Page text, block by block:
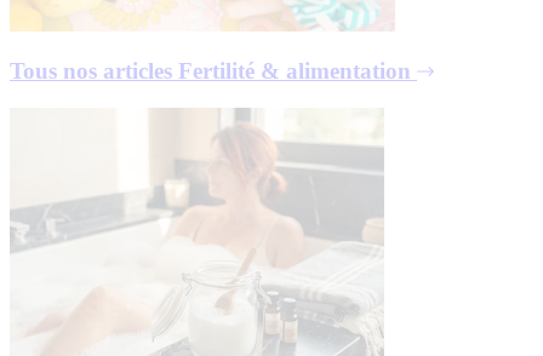
Tous nos articles Fertilité & alimentation